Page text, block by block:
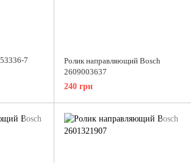
7
Ролик направляющий Bosch
2609003637
240 грн